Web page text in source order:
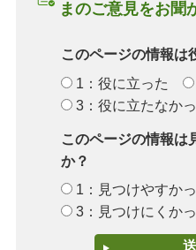
まのご意見をお聞
このページの情報は
1：役に立った
3：役に立たなか
このページの情報は
か？
1：見つけやすか
3：見つけにくか